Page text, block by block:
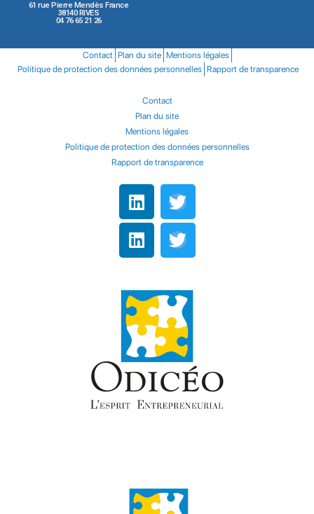
61 rue Pierre Mendès France
38140 RIVES
04 76 65 21 26
Contact Plan du site Mentions légales
Politique de protection des données personnelles Rapport de transparence
Contact
Plan du site
Mentions légales
Politique de protection des données personnelles
Rapport de transparence